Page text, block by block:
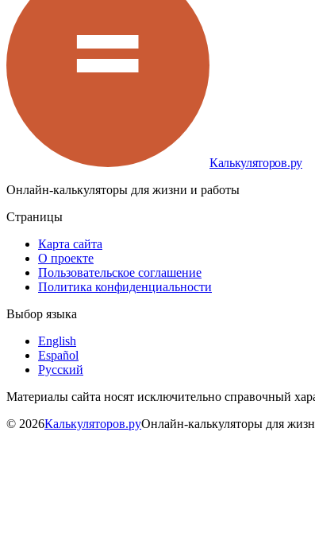
Калькуляторов.ру
Онлайн-калькуляторы для жизни и работы
Страницы
Карта сайта
О проекте
Пользовательское соглашение
Политика конфиденциальности
Выбор языка
English
Español
Русский
Материалы сайта носят исключительно справочный
© 2026Калькуляторов.руОнлайн-калькуляторы для